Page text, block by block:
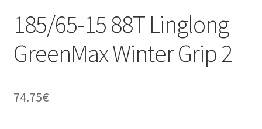
185/65-15 88T Linglong
GreenMax Winter Grip 2
74.75€